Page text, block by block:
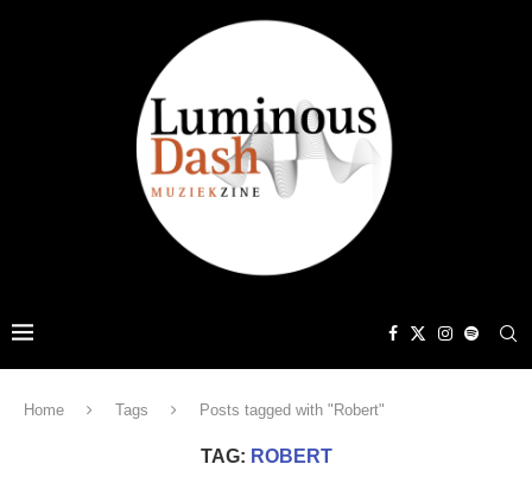
Home Tags Posts tagged with "Robert"
TAG: ROBERT